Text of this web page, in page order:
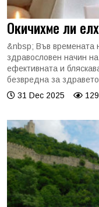
Окичихме ли
&nbsp; Във времената
здравословен начин
ефективната и
безвредна за
31 Dec 2025